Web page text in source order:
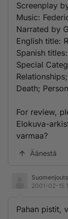
Screenplay
Music:
Narrated by
English title:
Spanish
Special
Relationships;
Death;
For review,
Elokuva-
varmaa?
Äänestä
2001-02-15
Pahan pistit,